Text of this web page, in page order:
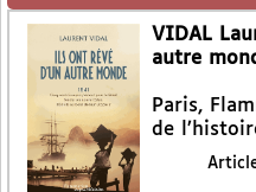
VIDAL
autre
Paris,
de